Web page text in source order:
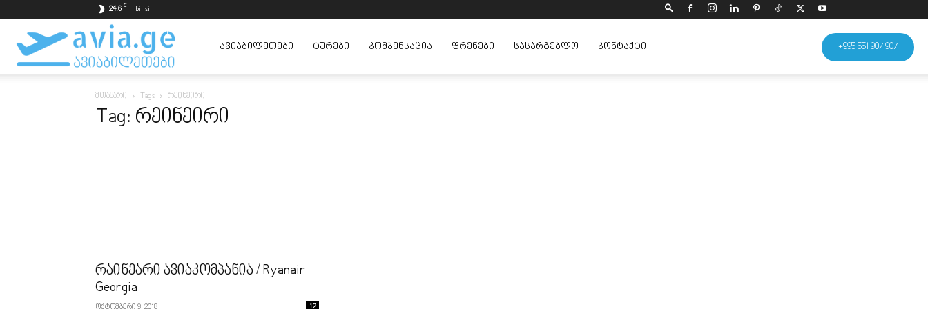
24.6 C Tbilisi
+995 551 907 907
ავიაბილეთები
ყველაზე
ᲐᲕᲘᲐᲑᲘᲚᲔᲗᲔᲑᲘ ᲢᲣᲠᲔᲑᲘ ᲙᲝᲛᲞᲔᲜᲡᲐᲪᲘᲐ ᲤᲠᲔᲜᲔᲑᲘ ᲡᲐᲡᲐᲠᲒᲔᲑᲚᲝ ᲙᲝᲜᲢᲐᲥᲢᲘ
მთავარი Tags რეინეირი
Tag: რეინეირი
რაინეარი ავიაკომპანია / Ryanair
Georgia
12